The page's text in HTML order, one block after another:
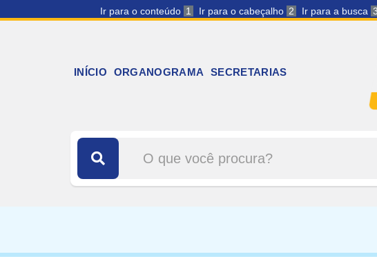
Ir para o conteúdo 1 Ir para o cabeçalho 2 Ir para a busca 3
INÍCIO ORGANOGRAMA SECRETARIAS